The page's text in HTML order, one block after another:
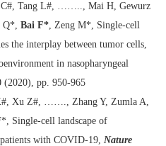
C#, Tang L#, …….., Mai H, Gewurz
Q*, Bai F*, Zeng M*, Single-cell
the interplay between tumor cells,
in nasopharyngeal
(2020), pp. 950-965
Xu Z#, ……., Zhang Y, Zumla A,
Single-cell landscape of
with COVID-19, Nature